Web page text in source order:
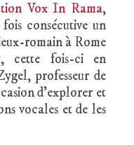
Vox In Rama,
consécutive un
romain à Rome
cette fois-ci en
professeur de
d’explorer et
vocales et de les